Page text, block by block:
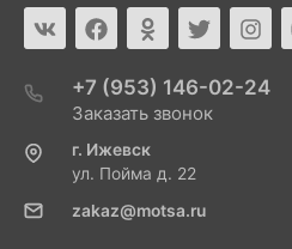
+7 (953) 146-02-24
Заказать звонок
г. Ижевск
ул. Пойма д. 22
zakaz@motsa.ru